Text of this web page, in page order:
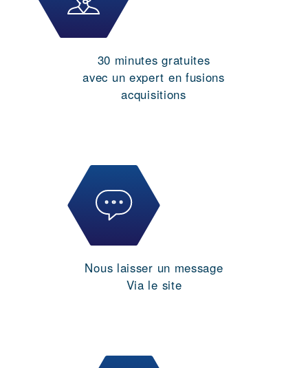
30 minutes gratuites
avec un expert en fusions
acquisitions
Nous laisser un message
Via le site